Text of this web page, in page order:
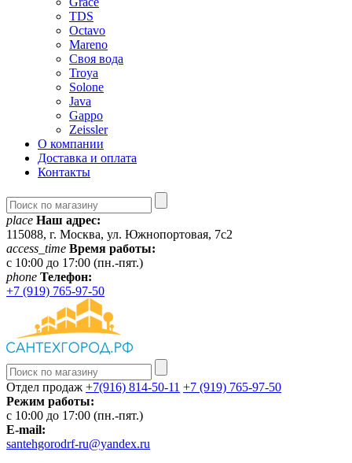
TDS
Octavo
Mareno
Своя вода
Troya
Solone
Java
Gappo
Zeissler
О компании
Доставка и оплата
Контакты
place Наш адрес:
115088, г. Москва, ул. Южнопортовая, 7с2
access_time Время работы:
c 10:00 до 17:00 (пн.-пят.)
phone Телефон:
+7 (919) 765-97-50
Отдел продаж +7(916) 814-50-11 +7 (919) 765-97-50
Режим работы:
c 10:00 до 17:00 (пн.-пят.)
E-mail:
santehgorodrf-ru@yandex.ru